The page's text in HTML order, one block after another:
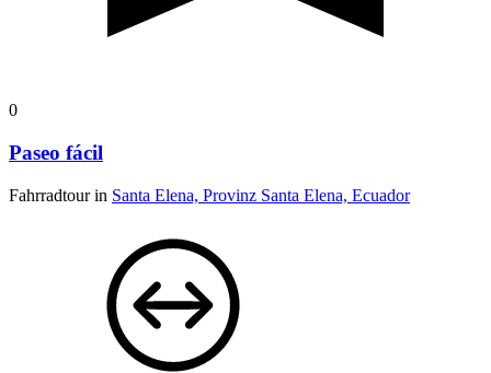
0
Paseo fácil
Fahrradtour in Santa Elena, Provinz Santa Elena, Ecuador